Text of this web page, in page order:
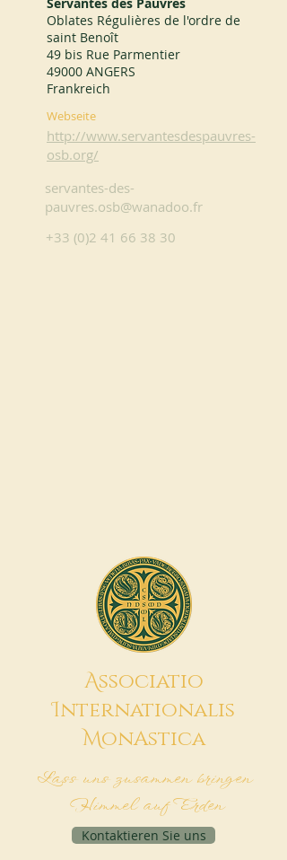
Oblates Régulières de l'ordre de
saint Benoît
49 bis Rue Parmentier
49000 ANGERS
Frankreich
Webseite
http://www.servantesdespauvres-
osb.org/
servantes-des-
pauvres.osb@wanadoo.fr
+33 (0)2 41 66 38 30
Associatio
Internationalis
MonAstica
Lass uns zusammen bringen
Himmel auf Erden
Kontaktieren Sie uns